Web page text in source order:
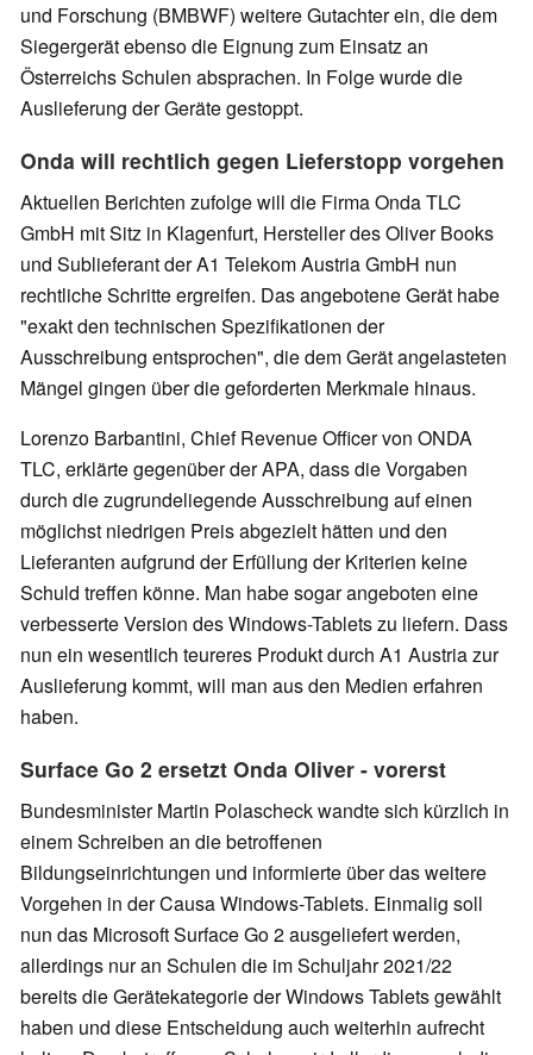
und Forschung (BMBWF) weitere Gutachter ein, die dem
Siegergerät ebenso die Eignung zum Einsatz an
Österreichs Schulen absprachen. In Folge wurde die
Auslieferung der Geräte gestoppt.
Onda will rechtlich gegen Lieferstopp vorgehen
Aktuellen Berichten zufolge will die Firma Onda TLC
GmbH mit Sitz in Klagenfurt, Hersteller des Oliver Books
und Sublieferant der A1 Telekom Austria GmbH nun
rechtliche Schritte ergreifen. Das angebotene Gerät habe
"exakt den technischen Spezifikationen der
Ausschreibung entsprochen", die dem Gerät angelasteten
Mängel gingen über die geforderten Merkmale hinaus.
Lorenzo Barbantini, Chief Revenue Officer von ONDA
TLC, erklärte gegenüber der APA, dass die Vorgaben
durch die zugrundeliegende Ausschreibung auf einen
möglichst niedrigen Preis abgezielt hätten und den
Lieferanten aufgrund der Erfüllung der Kriterien keine
Schuld treffen könne. Man habe sogar angeboten eine
verbesserte Version des Windows-Tablets zu liefern. Dass
nun ein wesentlich teureres Produkt durch A1 Austria zur
Auslieferung kommt, will man aus den Medien erfahren
haben.
Surface Go 2 ersetzt Onda Oliver - vorerst
Bundesminister Martin Polascheck wandte sich kürzlich in
einem Schreiben an die betroffenen
Bildungseinrichtungen und informierte über das weitere
Vorgehen in der Causa Windows-Tablets. Einmalig soll
nun das Microsoft Surface Go 2 ausgeliefert werden,
allerdings nur an Schulen die im Schuljahr 2021/22
bereits die Gerätekategorie der Windows Tablets gewählt
haben und diese Entscheidung auch weiterhin aufrecht